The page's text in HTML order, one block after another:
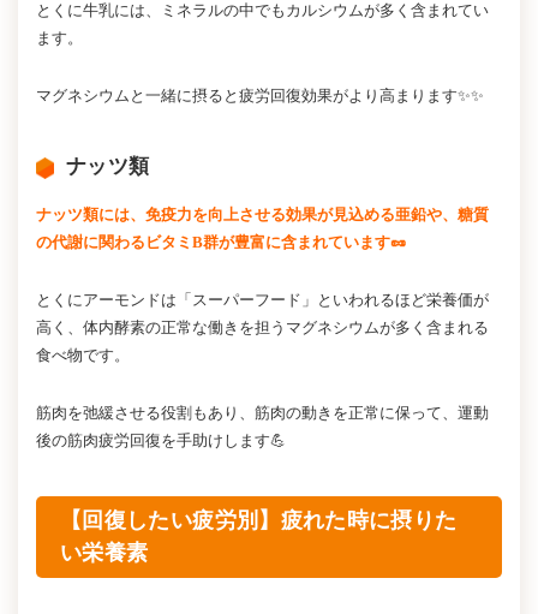
とくに牛乳には、ミネラルの中でもカルシウムが多く含まれてい
ます。
マグネシウムと一緒に摂ると疲労回復効果がより高まります✨✨
ナッツ類
ナッツ類には、免疫力を向上させる効果が見込める亜鉛や、糖質
の代謝に関わるビタミB群が豊富に含まれています🥜
とくにアーモンドは「スーパーフード」といわれるほど栄養価が
高く、体内酵素の正常な働きを担うマグネシウムが多く含まれる
食べ物です。
筋肉を弛緩させる役割もあり、筋肉の動きを正常に保って、運動
後の筋肉疲労回復を手助けします💪
【回復したい疲労別】疲れた時に摂りた
い栄養素